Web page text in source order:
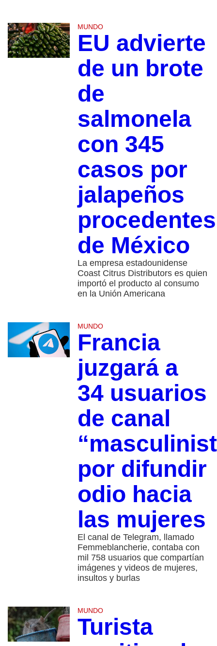
MUNDO
EU advierte
de un brote
de
salmonela
con 345
casos por
jalapeños
procedentes
de México
La empresa estadounidense
Coast Citrus Distributors es quien
importó el producto al consumo
en la Unión Americana
MUNDO
Francia
juzgará a
34 usuarios
de canal
por difundir
odio hacia
las mujeres
El canal de Telegram, llamado
Femmeblancherie, contaba con
mil 758 usuarios que compartían
imágenes y videos de mujeres,
insultos y burlas
MUNDO
Turista